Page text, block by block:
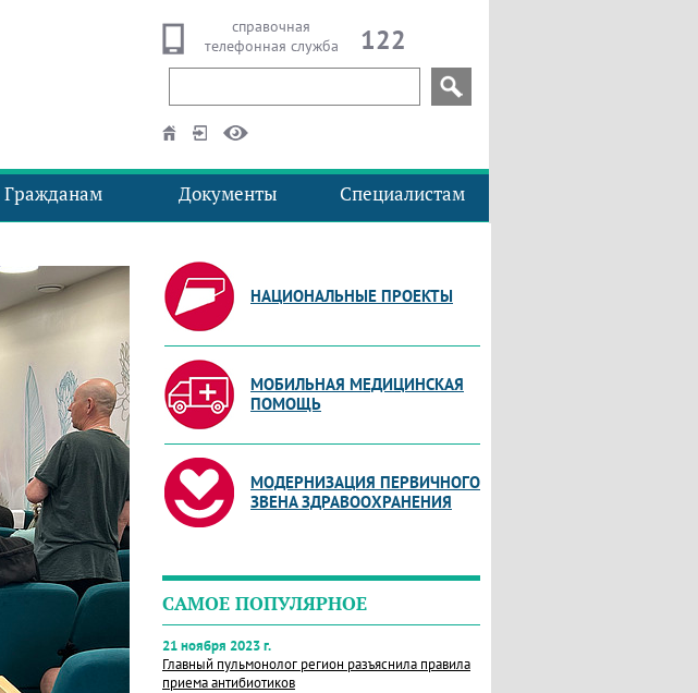
справочная
телефонная служба
122
Гражданам Документы Специалистам
НАЦИОНАЛЬНЫЕ ПРОЕКТЫ
МОБИЛЬНАЯ МЕДИЦИНСКАЯ
ПОМОЩЬ
МОДЕРНИЗАЦИЯ ПЕРВИЧНОГО
ЗВЕНА ЗДРАВООХРАНЕНИЯ
САМОЕ ПОПУЛЯРНОЕ
21 ноября 2023 г.
Главный пульмонолог регион разъяснила правила
приема антибиотиков